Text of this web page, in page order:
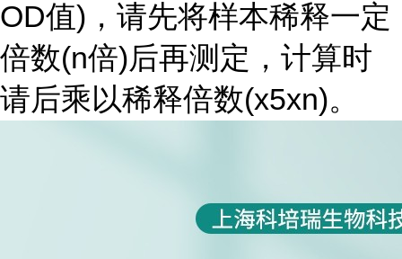
OD值)，请先将样本稀释一定
倍数(n倍)后再测定，计算时
请后乘以稀释倍数(x5xn)。